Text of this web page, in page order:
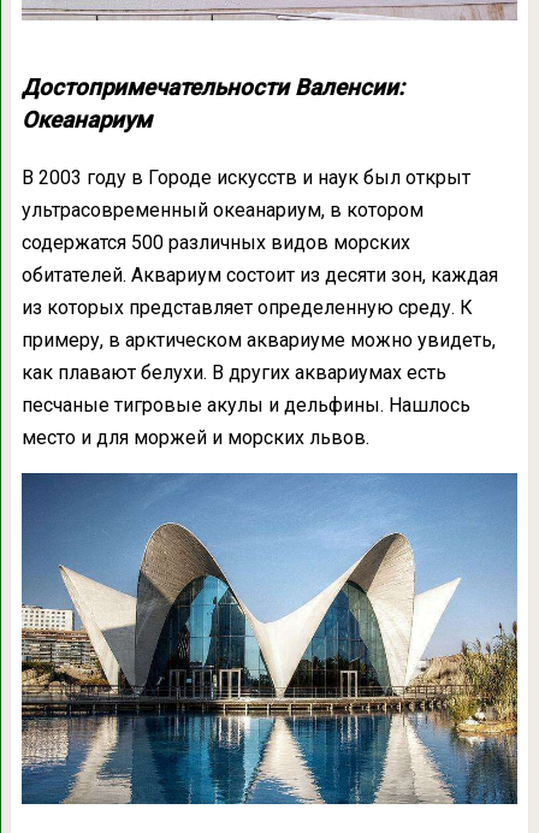
Достопримечательности Валенсии:
Океанариум
В 2003 году в Городе искусств и наук был открыт
ультрасовременный океанариум, в котором
содержатся 500 различных видов морских
обитателей. Аквариум состоит из десяти зон, каждая
из которых представляет определенную среду. К
примеру, в арктическом аквариуме можно увидеть,
как плавают белухи. В других аквариумах есть
песчаные тигровые акулы и дельфины. Нашлось
место и для моржей и морских львов.